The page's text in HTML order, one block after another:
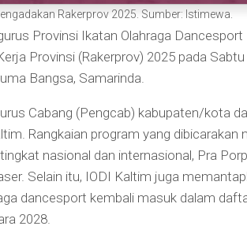
Rakerprov 2025. Sumber: Istimewa.
Provinsi Ikatan Olahraga Dancesport
Provinsi (Rakerprov) 2025 pada
Bangsa, Samarinda.
Cabang (Pengcab) kabupaten/kota
Rangkaian program yang dibicarakan
nasional dan internasional, Pra
Selain itu, IODI Kaltim juga
dancesport kembali masuk dalam
2028.